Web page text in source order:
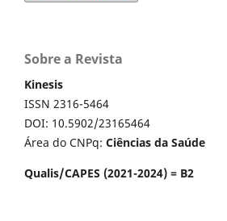
Sobre a Revista
Kinesis
ISSN 2316-5464
DOI: 10.5902/23165464
Área do CNPq: Ciências da Saúde
Qualis/CAPES (2021-2024) = B2